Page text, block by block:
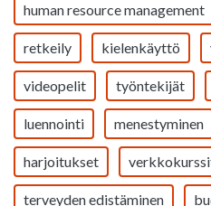
human resource management
retkeily kielenkäyttö
videopelit työntekijät
luennointi menestyminen
harjoitukset
terveyden edistäminen